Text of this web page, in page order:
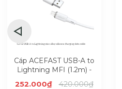
Cáp ACEFAST USB-A to
Lightning MFI (1.2m) -
C2-02
252.000₫ 420.000₫